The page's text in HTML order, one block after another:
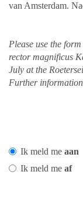
van Amsterdam.
Please use the
rector magnificus
July at the
Further
Ik meld me aan
Ik meld me af